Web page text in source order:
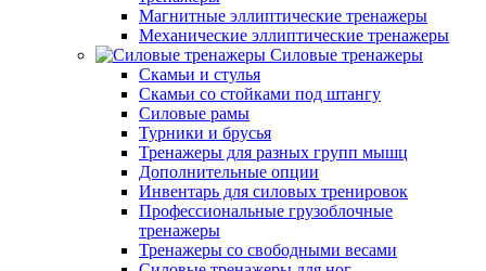
Магнитные эллиптические тренажеры
Механические эллиптические тренажеры
Силовые тренажеры
Скамьи и стулья
Скамьи со стойками под штангу
Силовые рамы
Турники и брусья
Тренажеры для разных групп мышц
Дополнительные опции
Инвентарь для силовых тренировок
Профессиональные грузоблочные
тренажеры
Тренажеры со свободными весами